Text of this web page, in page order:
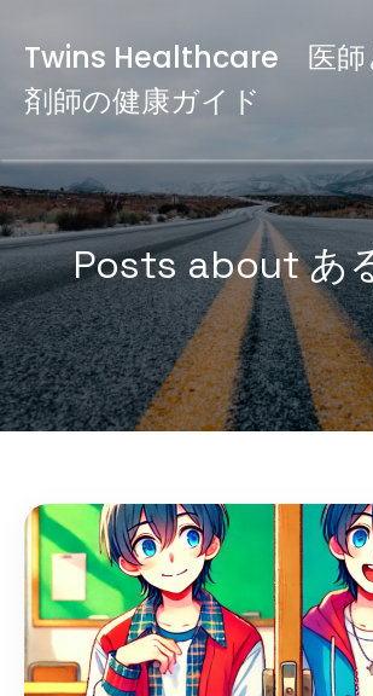
Twins Healthcare 医師
剤師の健康ガイド
Posts about あ